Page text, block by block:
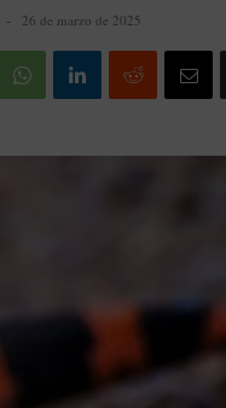
- 26 de marzo de 2025